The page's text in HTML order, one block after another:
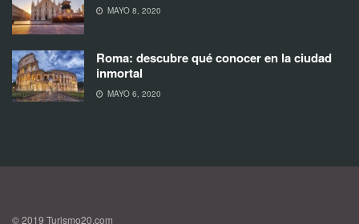
MAYO 8, 2020
Roma: descubre qué conocer en la ciudad
inmortal
MAYO 6, 2020
© 2019 Turismo20.com